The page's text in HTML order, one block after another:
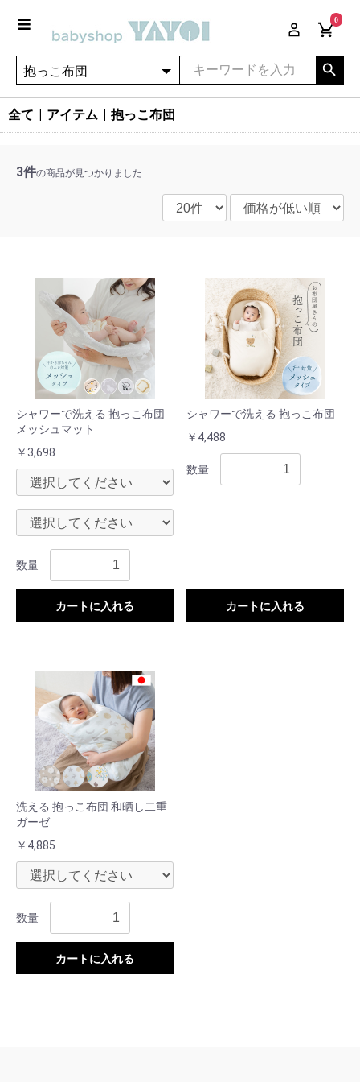
0
全て | アイテム | 抱っこ布団
3件の商品が見つかりました
シャワーで洗える 抱っこ布団
メッシュマット
￥3,698
数量
カートに入れる
シャワーで洗える 抱っこ布団
￥4,488
数量
カートに入れる
洗える 抱っこ布団 和晒し二重
ガーゼ
￥4,885
数量
カートに入れる